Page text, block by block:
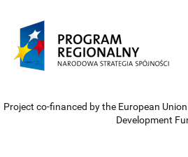
Project co-financed by the European
Development